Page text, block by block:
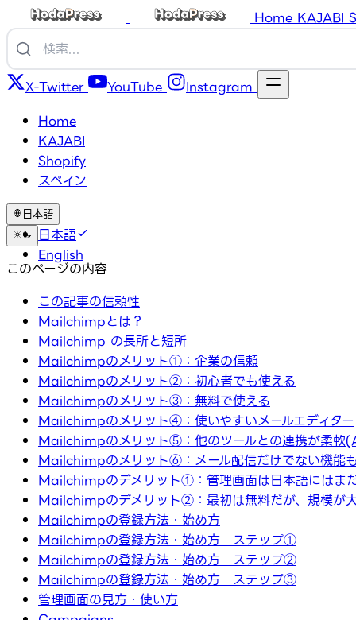
Home KAJABI
X-Twitter YouTube
Instagram
Home
KAJABI
Shopify
スペイン
日本語
日本語
English
このページの内容
この記事の信頼性
Mailchimpとは？
Mailchimp の長所と短所
Mailchimpのメリット①：企業の信頼
Mailchimpのメリット②：初心者でも使える
Mailchimpのメリット③：無料で使える
Mailchimpのメリット④：使いやすいメールエディター
Mailchimpのメリット⑤：他のツールとの連携が柔軟
Mailchimpのメリット⑥：メール配信だけでない機能
Mailchimpのデメリット①：管理画面は日本語にはま
Mailchimpのデメリット②：最初は無料だが、規模が
Mailchimpの登録方法・始め方
Mailchimpの登録方法・始め方 ステップ①
Mailchimpの登録方法・始め方 ステップ②
Mailchimpの登録方法・始め方 ステップ③
管理画面の見方・使い方